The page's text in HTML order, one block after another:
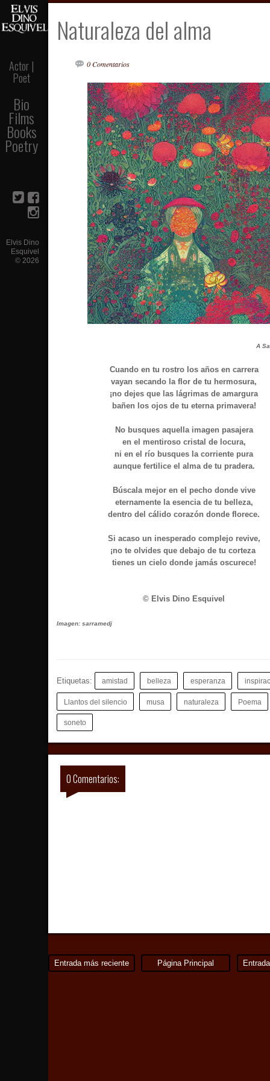
Actor |
Poet
Bio
Films
Books
Poetry
Elvis Dino
Esquivel
© 2026
Naturaleza del alma
0 Comentarios
A
Cuando en tu rostro los años en carrera
vayan secando la flor de tu hermosura,
¡no dejes que las lágrimas de amargura
bañen los ojos de tu eterna primavera!
No busques aquella imagen pasajera
en el mentiroso cristal de locura,
ni en el río busques la corriente pura
aunque fertilice el alma de tu pradera.
Búscala mejor en el pecho donde vive
eternamente la esencia de tu belleza,
dentro del cálido corazón donde florece.
Si acaso un inesperado complejo revive,
¡no te olvides que debajo de tu corteza
tienes un cielo donde jamás oscurece!
© Elvis Dino Esquivel
Imagen: sarramedj
Etiquetas: amistad belleza esperanza
Llantos del silencio musa naturaleza Poema
soneto
0 Comentarios:
Entrada más reciente Página Principal